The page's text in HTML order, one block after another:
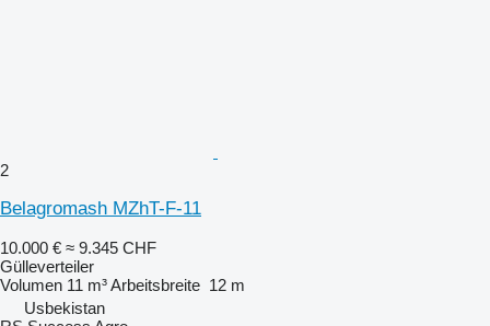
2
Belagromash MZhT-F-11
10.000 € ≈ 9.345 CHF
Gülleverteiler
Volumen 11 m³Arbeitsbreite 12 m
Usbekistan